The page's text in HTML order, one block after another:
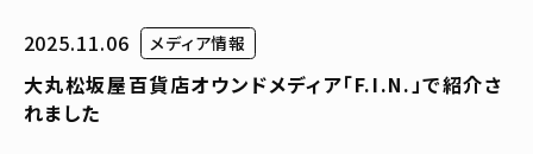
2025.11.06 メディア情報
大丸松坂屋百貨店オウンドメディア「F.I.N.」で紹介さ
れました